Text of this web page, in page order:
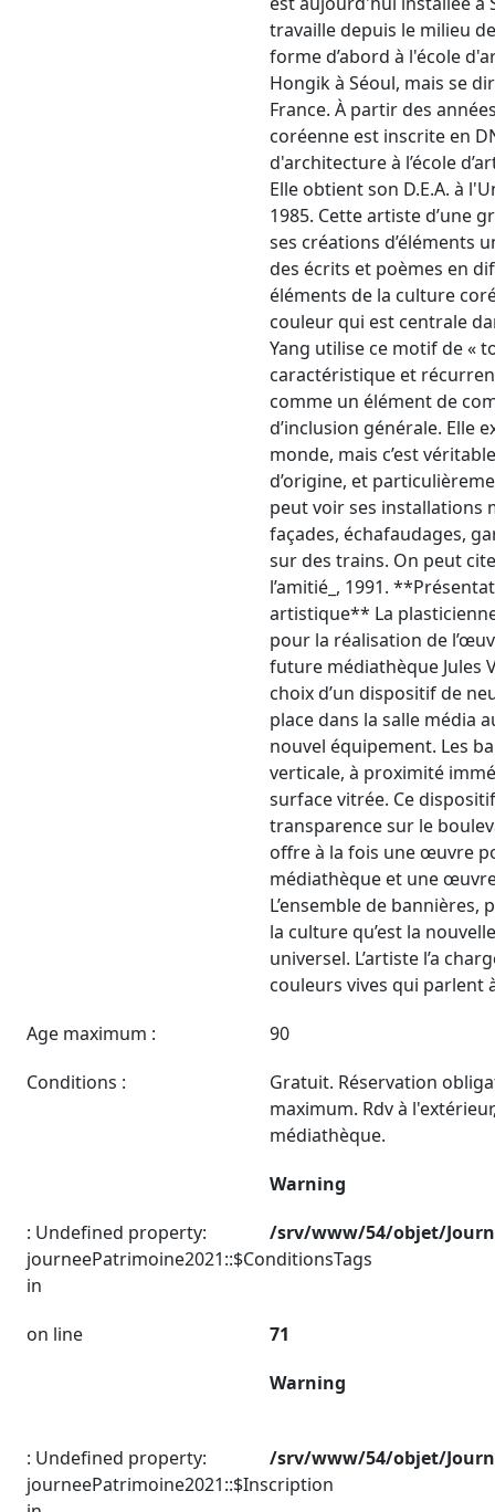
travaille depuis le milieu
forme d’abord à l'école
Hongik à Séoul, mais se
France. À partir des
coréenne est inscrite en
d'architecture à l’école
Elle obtient son D.E.A. à
1985. Cette artiste d’une
ses créations d’éléments
des écrits et poèmes en
éléments de la culture
couleur qui est centrale
Yang utilise ce motif de «
caractéristique et
comme un élément de
d’inclusion générale. Elle
monde, mais c’est
d’origine, et
peut voir ses installations
façades, échafaudages,
sur des trains. On peut
l’amitié_, 1991.
artistique** La
pour la réalisation de
future médiathèque Jules
choix d’un dispositif de
place dans la salle média
nouvel équipement. Les
verticale, à proximité
surface vitrée. Ce
transparence sur le
offre à la fois une œuvre
médiathèque et une
L’ensemble de bannières,
la culture qu’est la
universel. L’artiste l’a
couleurs vives qui parlent
Age maximum :
90
Conditions :
Gratuit. Réservation
maximum. Rdv à
médiathèque.
Warning
: Undefined property:
journeePatrimoine2021::$ConditionsTags
in
/srv/www/54/objet/
on line
71
Warning
: Undefined property:
journeePatrimoine2021::$Inscription
/srv/www/54/objet/